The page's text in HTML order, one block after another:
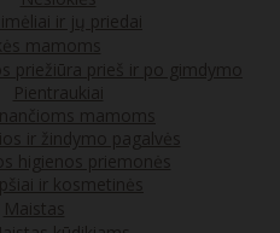
ir jų priedai
mamoms
priežiūra prieš ir po gimdymo
Pientraukiai
mamoms
ir žindymo pagalvės
higienos priemonės
ir kosmetinės
Maistas